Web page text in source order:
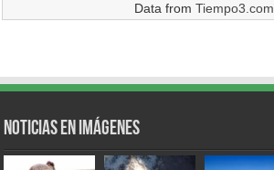
Data fromTiempo3.com
Noticias en Imágenes